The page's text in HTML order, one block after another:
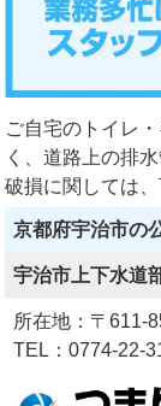
ご自宅のトイレ
く、道路上の排
破損に関しては
京都府宇治市の
宇治市上下水道
所在地：〒611-
TEL：0774-22-